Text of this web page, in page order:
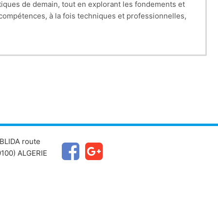
route
ALGERIE